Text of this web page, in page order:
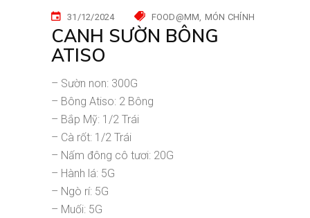
31/12/2024 FOOD@MM MÓN CHÍNH
CANH SƯỜN BÔNG
ATISO
– Sườn non: 300G
– Bông Atiso: 2 Bông
– Bắp Mỹ: 1/2 Trái
– Cà rốt: 1/2 Trái
– Nấm đông cô tươi: 20G
– Hành lá: 5G
– Ngò rí: 5G
– Muối: 5G